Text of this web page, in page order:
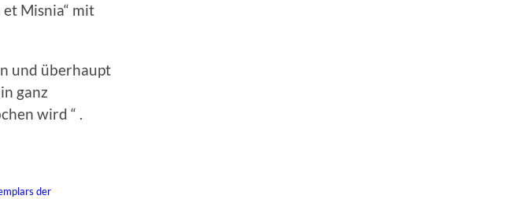
Misnia“ mit
und überhaupt
ganz
wird “ .
der